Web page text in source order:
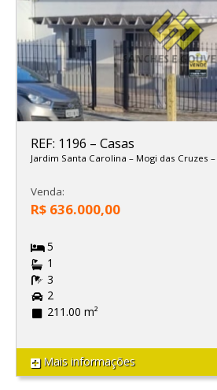
REF: 1196 – Casas
Jardim Santa Carolina – Mogi das Cruzes –
Venda:
R$ 636.000,00
5
1
3
2
211.00 m²
Mais informações